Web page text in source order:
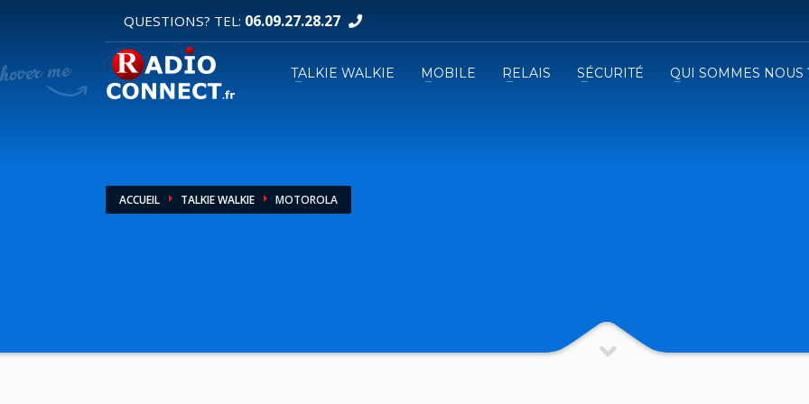
DEMANDE DE DEVIS
1 Sélectionnez vos produits.
QUESTIONS? TEL: 06.09.27.28.27
TALKIE WALKIE MOBILE RELAIS SÉCURITÉ QUI SOMMES NOUS
ACCUEIL TALKIE WALKIE MOTOROLA